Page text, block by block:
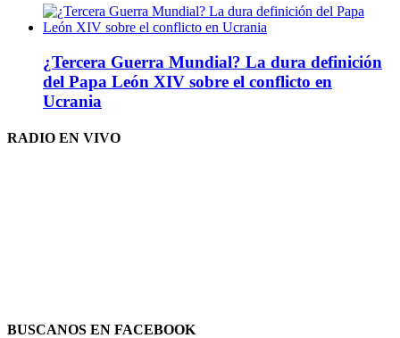
¿Tercera Guerra Mundial? La dura definición
del Papa León XIV sobre el conflicto en
Ucrania
RADIO EN VIVO
BUSCANOS EN FACEBOOK